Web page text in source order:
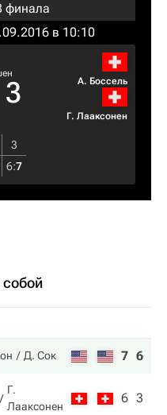
финала
в 10:10
3 А. Боссель
Г. Лааксонен
3
6:7
Д. Сок 7 6
Г.
Лааксонен
6 3